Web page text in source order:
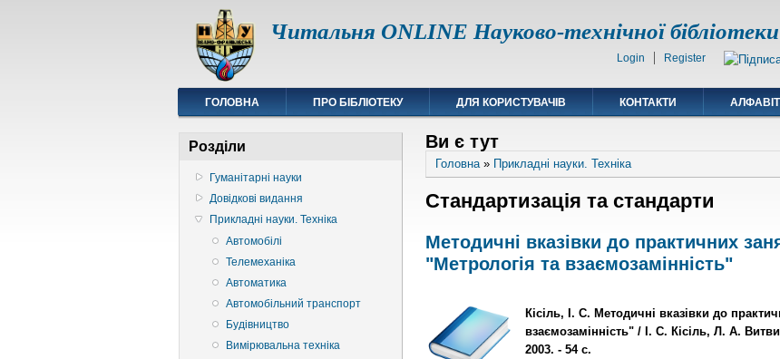
Читальня ONLINE Науково-технічної
Login Register
ГОЛОВНА ПРО БІБЛІОТЕКУ ДЛЯ КОРИСТУВАЧІВ КОНТАКТИ
Розділи
Гуманітарні науки
Довідкові видання
Прикладні науки. Техніка
Автомобілі
Телемеханіка
Автоматика
Автомобільний транспорт
Будівництво
Вимірювальна техніка
Ви є тут
Головна» Прикладні науки. Техніка
Стандартизація та стандарти
Методичні вказівки до практичних
"Метрологія та взаємозамінність"
Кісіль, І. С. Методичні вказівки до
взаємозамінність" / І. С. Кісіль, Л. А.
2003. - 54 с.